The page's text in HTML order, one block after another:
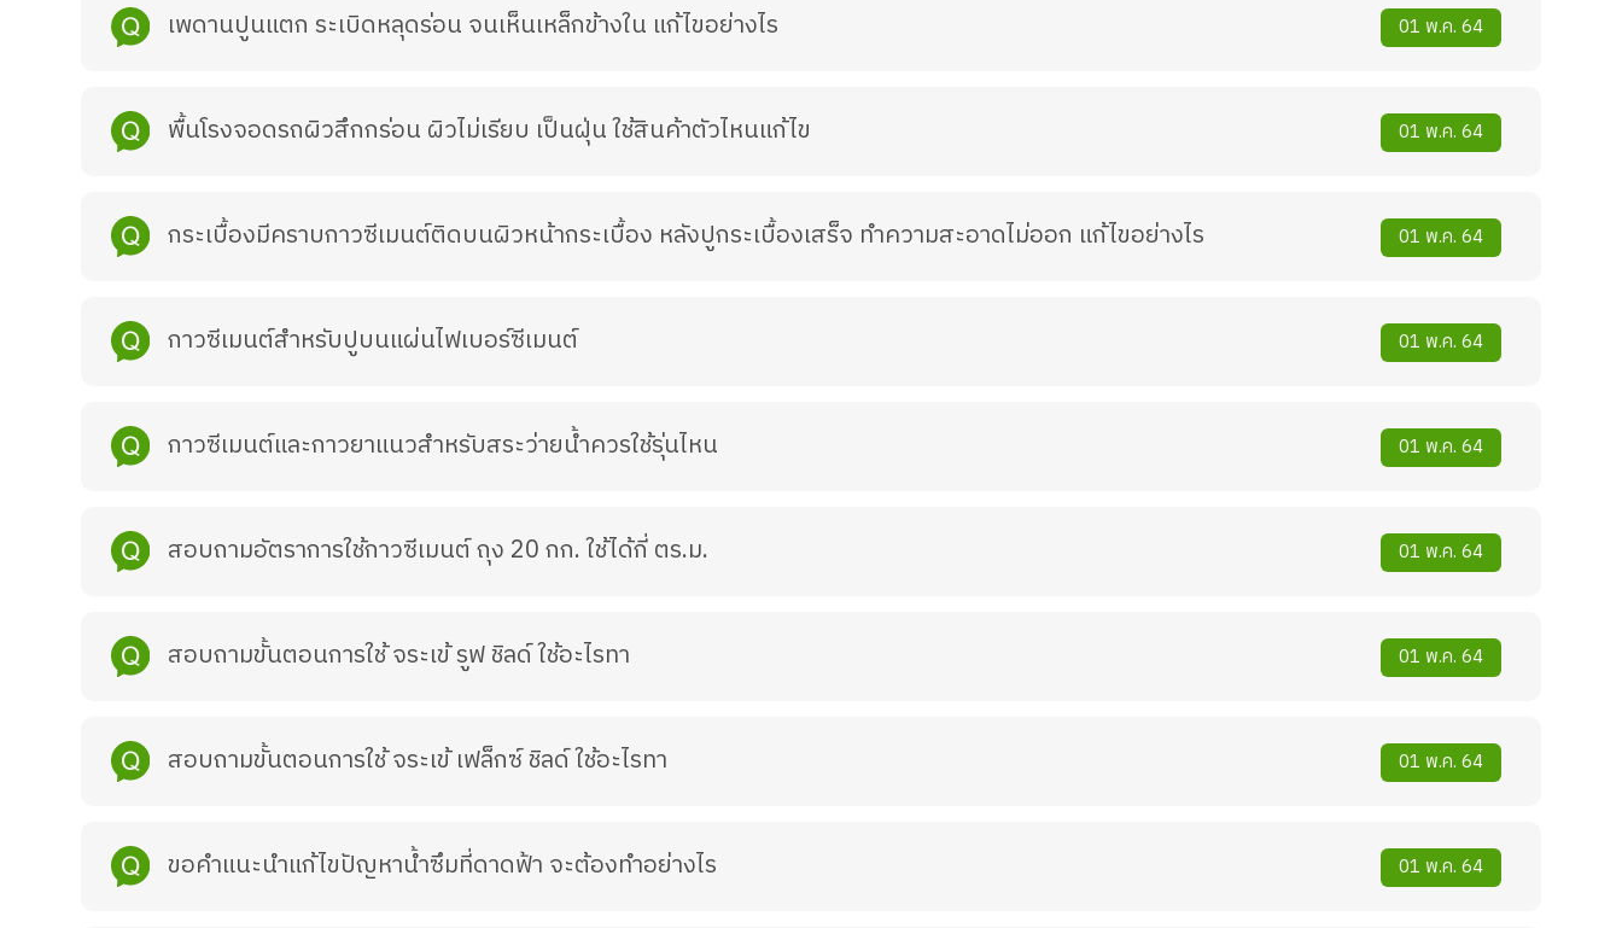
เพดานปูนแตก ระเบิดหลุดร่อน จนเห็นเหล็กข้างใน แก้ไขอย่างไร 01 พ.ค. 64
พื้นโรงจอดรถผิวสึกกร่อน ผิวไม่เรียบ เป็นฝุ่น ใช้สินค้าตัวไหนแก้ไข 01 พ.ค. 64
กระเบื้องมีคราบกาวซีเมนต์ติดบนผิวหน้ากระเบื้อง หลังปูกระเบื้องเสร็จ ทำความสะอาดไม่ออก แก้ไขอย่างไร 01 พ.ค. 64
กาวซีเมนต์สำหรับปูบนแผ่นไฟเบอร์ซีเมนต์ 01 พ.ค. 64
กาวซีเมนต์และกาวยาแนวสำหรับสระว่ายน้ำควรใช้รุ่นไหน 01 พ.ค. 64
สอบถามอัตราการใช้กาวซีเมนต์ ถุง 20 กก. ใช้ได้กี่ ตร.ม. 01 พ.ค. 64
สอบถามขั้นตอนการใช้ จระเข้ รูฟ ชิลด์ ใช้อะไรทา 01 พ.ค. 64
สอบถามขั้นตอนการใช้ จระเข้ เฟล็กซ์ ชิลด์ ใช้อะไรทา 01 พ.ค. 64
ขอคำแนะนำแก้ไขปัญหาน้ำซึมที่ดาดฟ้า จะต้องทำอย่างไร 01 พ.ค. 64